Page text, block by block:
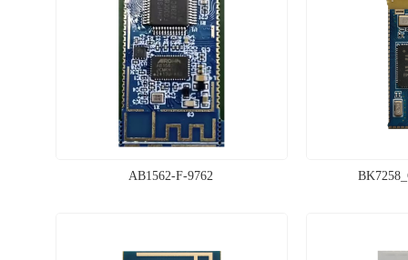
AB1562-F-9762